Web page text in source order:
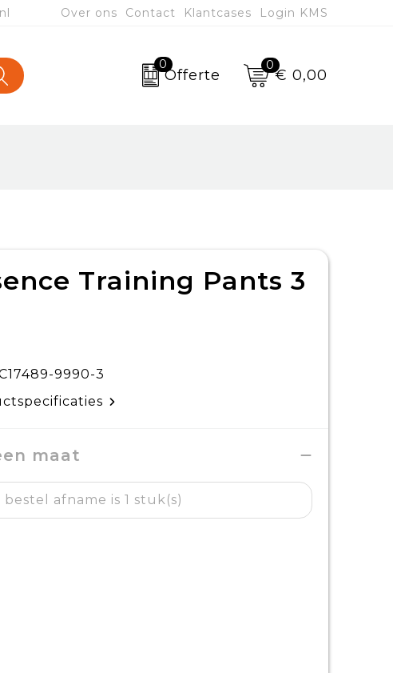
Over ons Contact Klantcases Login KMS
0
Offerte
0
€ 0,00
Training Pants 3
9990-3
maat
afname is 1 stuk(s)